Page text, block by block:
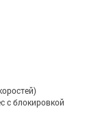
с блокировкой